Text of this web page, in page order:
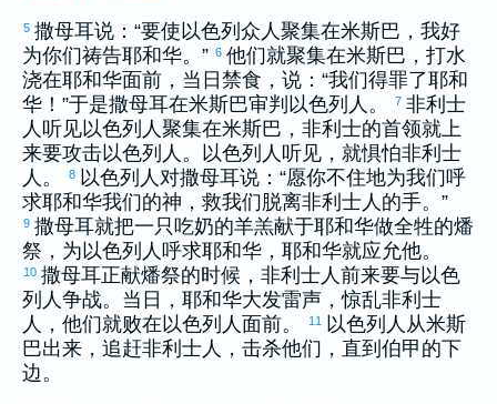
5 撒母耳说：“要使 以色列 众人聚集在米斯巴 ，我好
为你们祷告耶和华。” 6 他们就聚集在米斯巴 ，打水
浇在耶和华面前，当日禁食，说：“我们得罪了耶和
华！”于是撒母耳在米斯巴审判 以色列 人。 7 非利士
人听见以色列 人聚集在米斯巴 ， 非利士的首领就上
来要攻击以色列 人。 以色列 人听见，就惧怕非利士
人。
8 以色列 人对撒母耳说：“愿你不住地为我们呼
求耶和华我们的神，救我们脱离非利士 人的手。”
9 撒母耳就把一只吃奶的羊羔献于耶和华做全牲的燔
祭，为 以色列 人呼求耶和华，耶和华就应允他。
10 撒母耳正献燔祭的时候， 非利士 人前来要与以色
列 人争战。当日，耶和华大发雷声，惊乱非利士
人，他们就败在 以色列 人面前。 11 以色列 人从米斯
巴出来，追赶非利士 人，击杀他们，直到 伯甲 的下
边。